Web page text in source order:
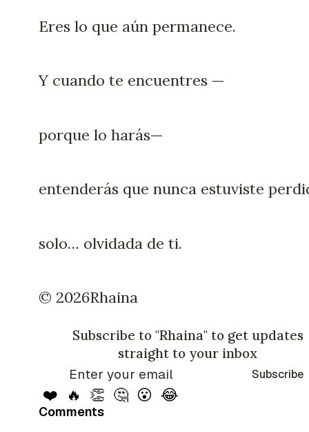
Eres lo que aún permanece.
Y cuando te encuentres —
porque lo harás—
entenderás que nunca estuviste
solo… olvidada de ti.
©️ 2026Rhaina
Subscribe to "Rhaina" to get updates
straight to your inbox
Subscribe
❤️ 🔥 👏 🤔 😮 😂
Comments